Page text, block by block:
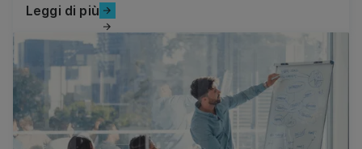
Leggi di più
Leggi di più
La tecnologia HRS Meetings Mgmt offre una